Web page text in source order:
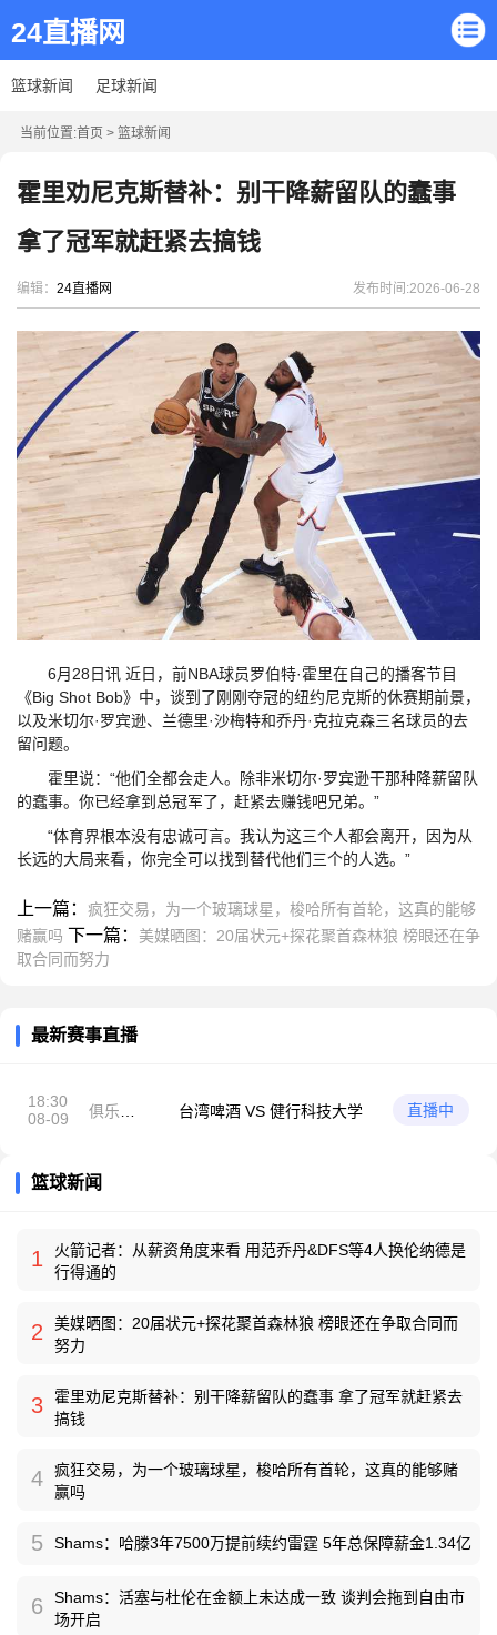
24直播网
篮球新闻 足球新闻
当前位置:首页 > 篮球新闻
霍里劝尼克斯替补：别干降薪留队的蠢事
拿了冠军就赶紧去搞钱
编辑： 24直播网 发布时间:2026-06-28
6月28日讯 近日，前NBA球员罗伯特·霍里在自己的播客节目
《Big Shot Bob》中，谈到了刚刚夺冠的纽约尼克斯的休赛期前景，
以及米切尔·罗宾逊、兰德里·沙梅特和乔丹·克拉克森三名球员的去
留问题。
霍里说：“他们全都会走人。除非米切尔·罗宾逊干那种降薪留队
的蠢事。你已经拿到总冠军了，赶紧去赚钱吧兄弟。”
“体育界根本没有忠诚可言。我认为这三个人都会离开，因为从
长远的大局来看，你完全可以找到替代他们三个的人选。”
上一篇： 疯狂交易，为一个玻璃球星，梭哈所有首轮，这真的能够
赌赢吗 下一篇： 美媒晒图：20届状元+探花聚首森林狼 榜眼还在争
取合同而努力
最新赛事直播
18:30
08-09
俱乐部
台湾啤酒 VS 健行科技大学 直播中
篮球新闻
1
火箭记者：从薪资角度来看 用范乔丹&DFS等4人换伦纳德是
行得通的
2
美媒晒图：20届状元+探花聚首森林狼 榜眼还在争取合同而
努力
3
霍里劝尼克斯替补：别干降薪留队的蠢事 拿了冠军就赶紧去
搞钱
4
疯狂交易，为一个玻璃球星，梭哈所有首轮，这真的能够赌
赢吗
5 Shams：哈滕3年7500万提前续约雷霆 5年总保障薪金1.34亿
6
Shams：活塞与杜伦在金额上未达成一致 谈判会拖到自由市
场开启